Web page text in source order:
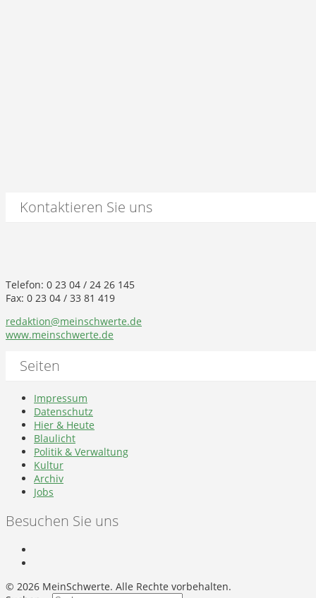
Kontaktieren Sie uns
Telefon: 0 23 04 / 24 26 145
Fax: 0 23 04 / 33 81 419
redaktion@meinschwerte.de
www.meinschwerte.de
Seiten
Impressum
Datenschutz
Hier & Heute
Blaulicht
Politik & Verwaltung
Kultur
Archiv
Jobs
Besuchen Sie uns
© 2026 MeinSchwerte. Alle Rechte vorbehalten.